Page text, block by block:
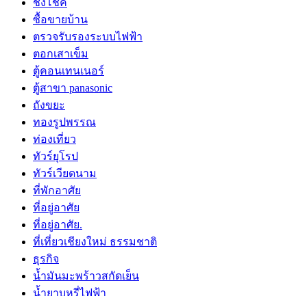
ซื้อขายบ้าน
ตรวจรับรองระบบไฟฟ้า
ตอกเสาเข็ม
ตู้คอนเทนเนอร์
ตู้สาขา panasonic
ถังขยะ
ทองรูปพรรณ
ท่องเที่ยว
ทัวร์ยุโรป
ทัวร์เวียดนาม
ที่พักอาศัย
ที่อยู่อาศัย
ที่อยู่อาศัย.
ที่เที่ยวเชียงใหม่ ธรรมชาติ
ธุรกิจ
น้ำมันมะพร้าวสกัดเย็น
น้ำยาบุหรี่ไฟฟ้า